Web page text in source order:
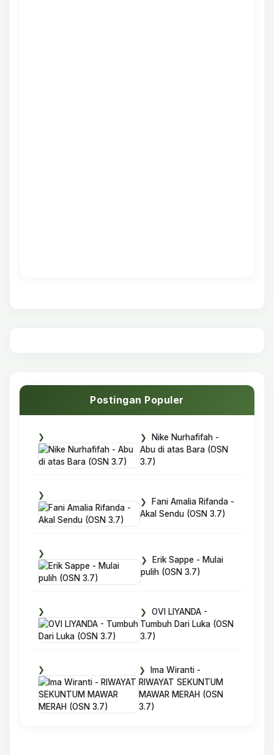
Postingan Populer
Nike Nurhafifah -
Abu di atas Bara (OSN
3.7)
Fani Amalia Rifanda -
Akal Sendu (OSN 3.7)
Erik Sappe - Mulai
pulih (OSN 3.7)
OVI LIYANDA -
Tumbuh Dari Luka (OSN
3.7)
Ima Wiranti -
RIWAYAT SEKUNTUM
MAWAR MERAH (OSN
3.7)